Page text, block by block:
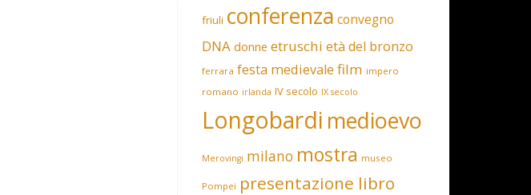
friuli conferenza convegno
DNA donne etruschi età del bronzo
ferrara festa medievale film impero
romano irlanda IV secolo IX secolo
Longobardi medioevo
Merovingi milano mostra museo
Pompei presentazione libro